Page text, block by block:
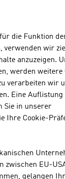
RESEARCH
für Wirtschaft
und
die Funktion
verwenden wir
anzuzeigen.
werden weitere
verarbeiten wir
Eine Auflistung
Sie in unserer
Ihre Cookie-
zwischen EU-
gelangen